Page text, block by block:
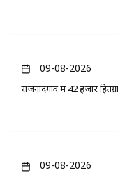
09-08-2026
राजनांदगांव में 42 हजार
09-08-2026